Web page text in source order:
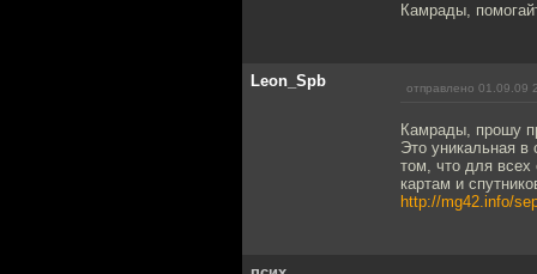
Камрады,
Leon_Spb отправлено 01.09.09
Камрады, прошу
Это уникальная в
том, что для всех
картам и
http://mg42.info/